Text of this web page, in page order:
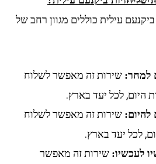
עילית כוללים מגוון רחב של
למחר: שירות זה מאפשר לשלוח
היום, לכל יעד בארץ.
להיום: שירות זה מאפשר לשלוח
לכל יעד בארץ.
לעכשיו: שירות זה מאפשר